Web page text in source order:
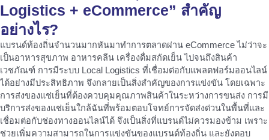
Logistics + eCommerce” สำคัญ
อย่างไร?
แบรนด์ท้องถิ่นจำนวนมากหันมาทำการตลาดผ่าน eCommerce ไม่ว่าจะ
เป็นอาหารสุขภาพ อาหารคลีน เครื่องดื่มสกัดเย็น ไปจนถึงสินค้า
เวชภัณฑ์ การมีระบบ Local Logistics ที่เชื่อมต่อกับแพลตฟอร์มออนไลน์
ได้อย่างมีประสิทธิภาพ จึงกลายเป็นสิ่งสำคัญของการแข่งขัน โดยเฉพาะ
การส่งของแช่เย็นที่ต้องควบคุมคุณภาพสินค้าในระหว่างการขนส่ง การมี
บริการส่งของแช่เย็นใกล้ฉันที่พร้อมตอบโจทย์การจัดส่งด่วนในพื้นที่และ
เชื่อมต่อกับช่องทางออนไลน์ได้ จึงเป็นสิ่งที่แบรนด์ไม่ควรมองข้าม เพราะ
ช่วยเพิ่มความสามารถในการแข่งขันของแบรนด์ท้องถิ่น และยังตอบ